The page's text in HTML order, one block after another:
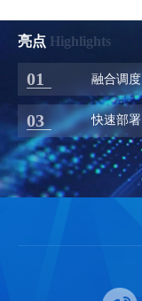
亮点 Highlights
01 融合调度
03 快速部署